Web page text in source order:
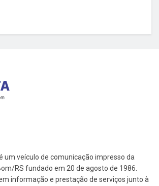
um veículo de comunicação impresso da
RS fundado em 20 de agosto de 1986.
informação e prestação de serviços junto à